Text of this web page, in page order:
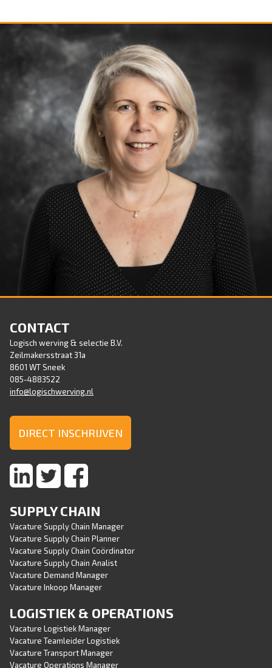
LOGISCH WERVING EN SELECTIE
Tel : 085-4883522
E-mail :petra@logischwerving.nl
CONTACT
Logisch werving & selectie B.V.
Zeilmakersstraat 31a
8601 WT Sneek
085-4883522
info@logischwerving.nl
DIRECT INSCHRIJVEN
SUPPLY CHAIN
Vacature Supply Chain Manager
Vacature Supply Chain Planner
Vacature Supply Chain Coördinator
Vacature Supply Chain Analist
Vacature Demand Manager
Vacature Inkoop Manager
LOGISTIEK & OPERATIONS
Vacature Logistiek Manager
Vacature Teamleider Logistiek
Vacature Transport Manager
Vacature Operations Manager